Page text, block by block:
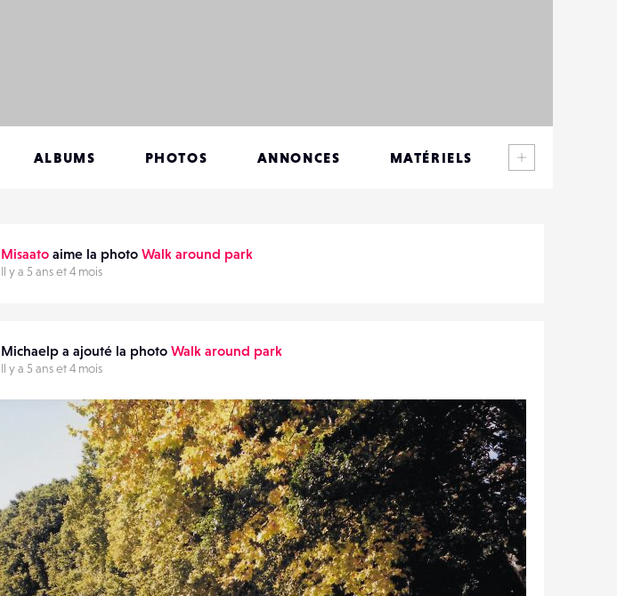
ALBUMS PHOTOS ANNONCES MATÉRIELS
Misaato aime la photo Walk around park
Il y a 5 ans et 4 mois
Michaelp a ajouté la photo Walk around park
Il y a 5 ans et 4 mois